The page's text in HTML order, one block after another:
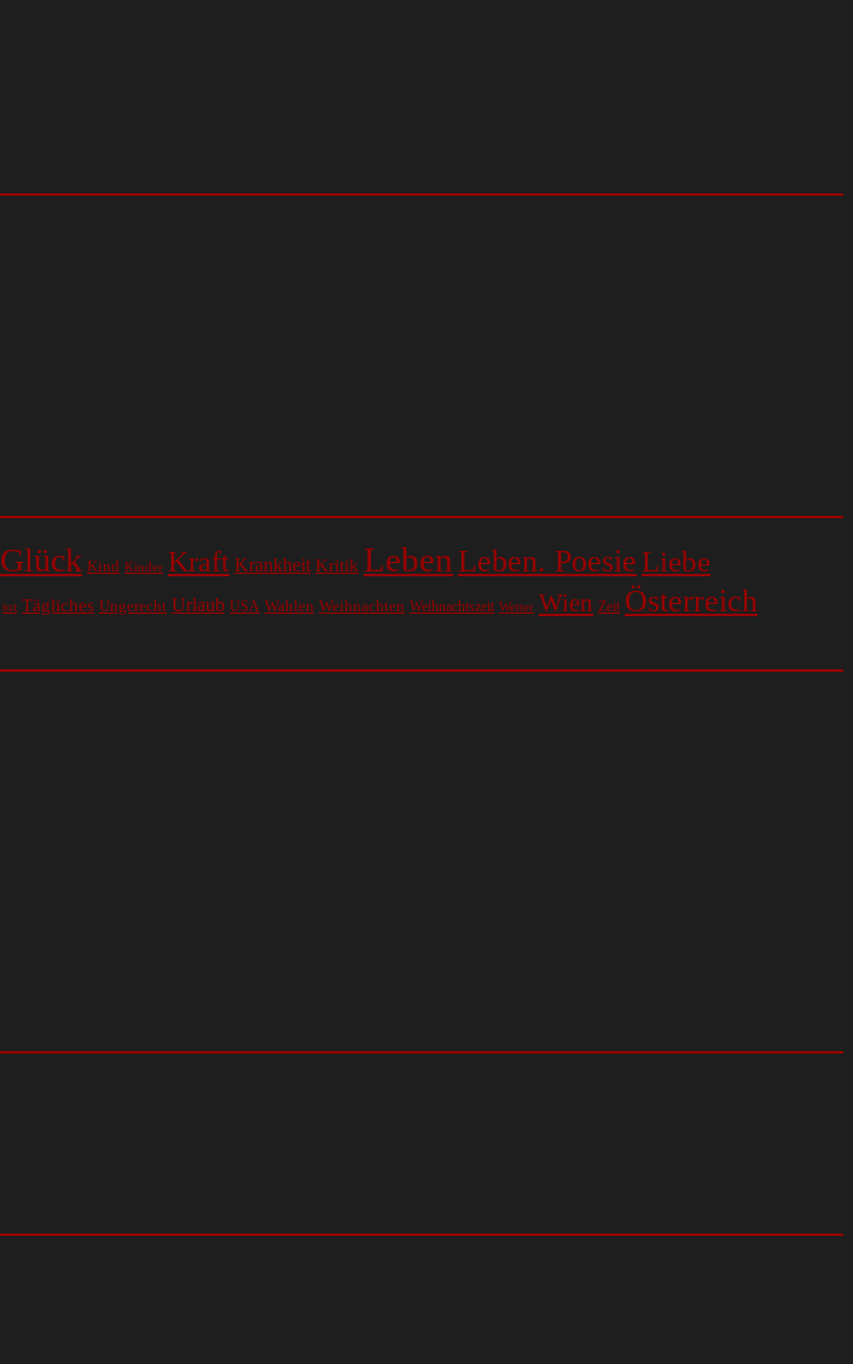
Glück Kind Kinder Kraft Krankheit Kritik Leben Leben. Poesie Liebe
tot Tägliches Ungerecht Urlaub USA Wahlen Weihnachten Weihnachtszeit Wetter Wien Zeit Österreich